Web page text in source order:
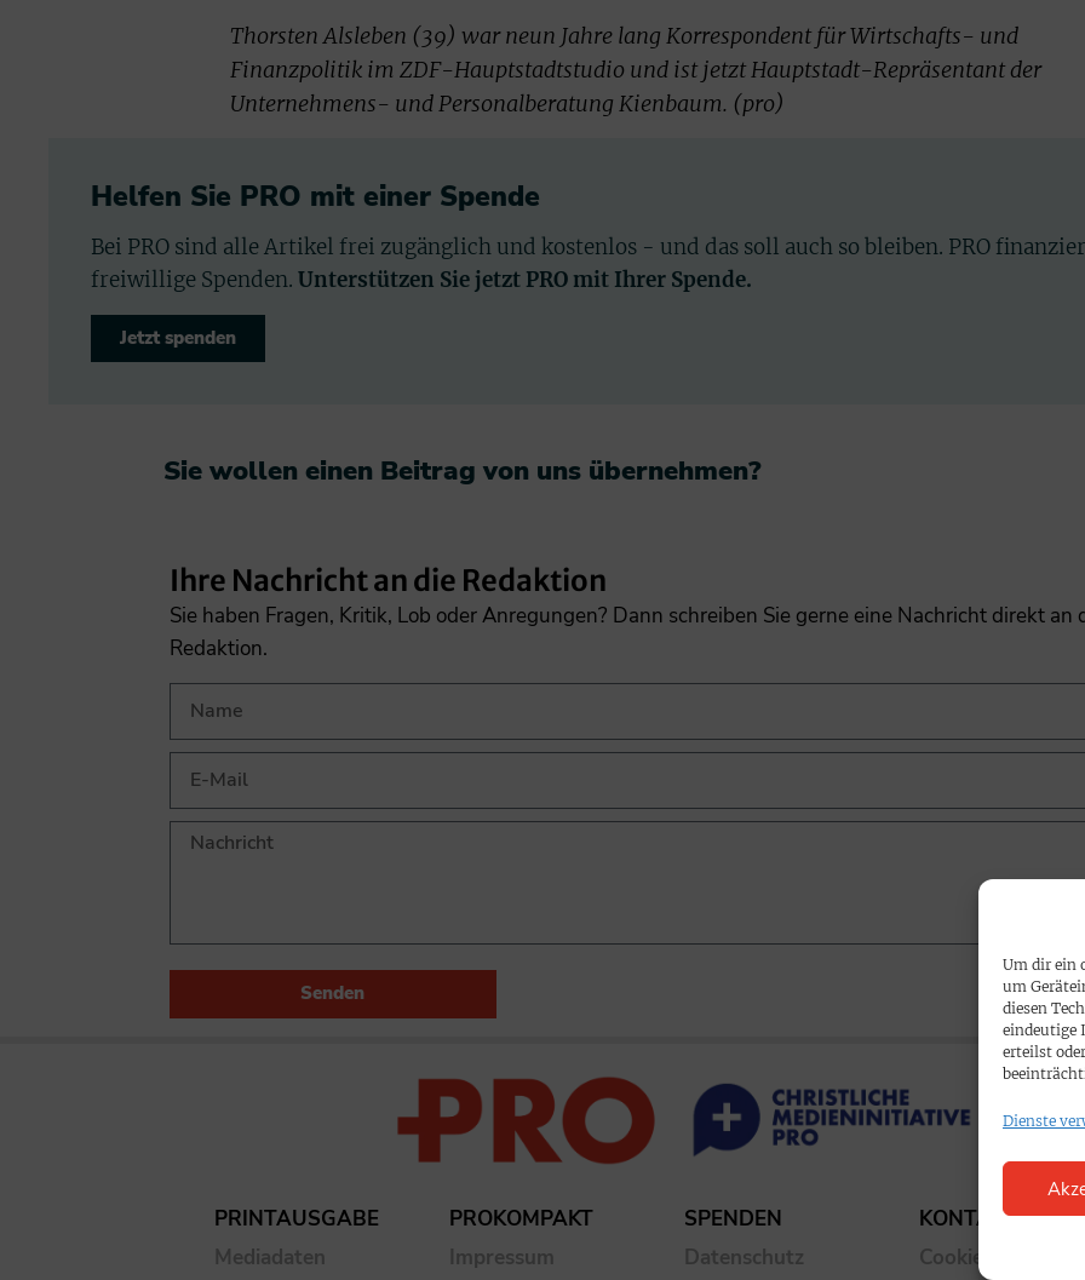
Um dir ein
um
diesen
eindeutige
erteilst
Dienste
Thorsten Alsleben (39) war neun Jahre lang Korrespondent für Wirtschafts- und
Finanzpolitik im ZDF-Hauptstadtstudio und ist jetzt Hauptstadt-Repräsentant der
Unternehmens- und Personalberatung Kienbaum. (pro)
Helfen Sie PRO mit einer Spende
Bei PRO sind alle Artikel frei zugänglich und kostenlos - und das soll auch so bleiben. PRO
freiwillige Spenden. Unterstützen Sie jetzt PRO mit Ihrer Spende.
Jetzt spenden
Sie wollen einen Beitrag von uns übernehmen?​
Ihre Nachricht an die Redaktion
Sie haben Fragen, Kritik, Lob oder Anregungen? Dann schreiben Sie gerne eine Nachricht direkt an
Redaktion.
Senden
PRINTAUSGABE
Mediadaten
PROKOMPAKT
Impressum
SPENDEN
Datenschutz
KONTAKT
Cookie-Richtlinie